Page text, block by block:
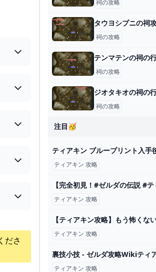
ださ
祠の攻略
祠の攻略
祠の攻略
祠の攻略
注目🥳
ティアキン 攻略
ティアキン 攻略
ティアキン 攻略
ティアキン 攻略